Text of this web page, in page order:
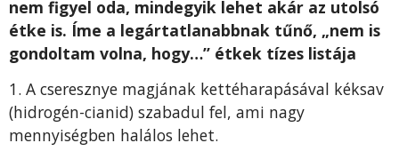
nem figyel oda, mindegyik lehet akár az utolsó
étke is. Íme a legártatlanabbnak tűnő, „nem is
gondoltam volna, hogy…” étkek tízes listája
1. A cseresznye magjának kettéharapásával kéksav
(hidrogén-cianid) szabadul fel, ami nagy
mennyiségben halálos lehet.